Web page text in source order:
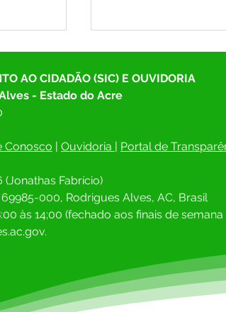
DA
E
Mister Terceira Idade
AO CIDADÃO (SIC) E OUVIDORIA
- Estado do Acre
Conosco Ouvidoria Portal de
(Jonathas Fabrício)
69985-000, Rodrigues Alves, AC, Brasil
às 14;00 (fechado aos finais de